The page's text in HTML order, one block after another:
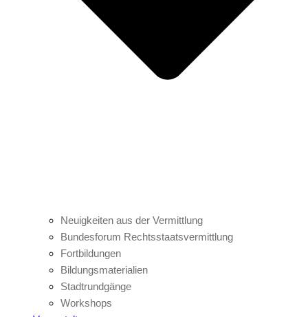
Neuigkeiten aus der Vermittlung
Bundesforum Rechtsstaatsvermittlung
Fortbildungen
Bildungsmaterialien
Stadtrundgänge
Workshops